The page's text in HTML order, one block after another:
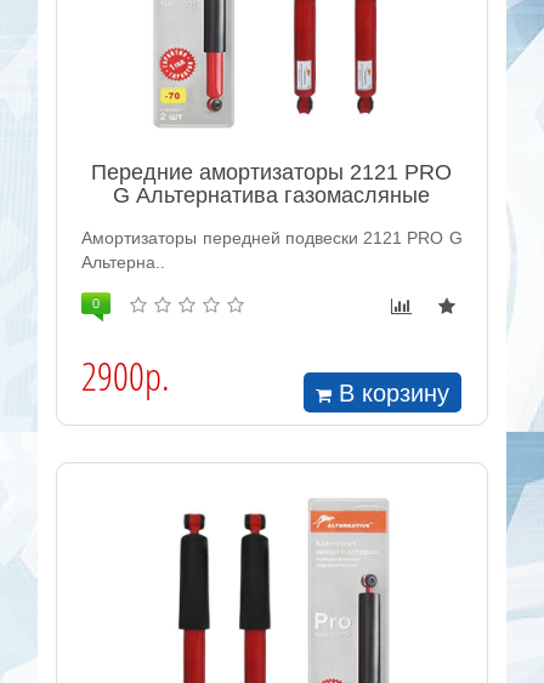
Передние амортизаторы 2121 PRO
G Альтернатива газомасляные
Амортизаторы передней подвески 2121 PRO G
Альтерна..
0
2900р. В корзину